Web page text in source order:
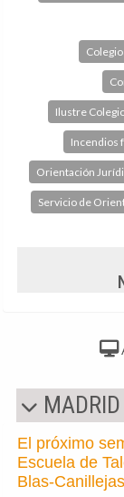
Ilustre
Incendios
Orientación
Servicio de
MADRID
El próximo
Escuela de
Blas-Canillejas